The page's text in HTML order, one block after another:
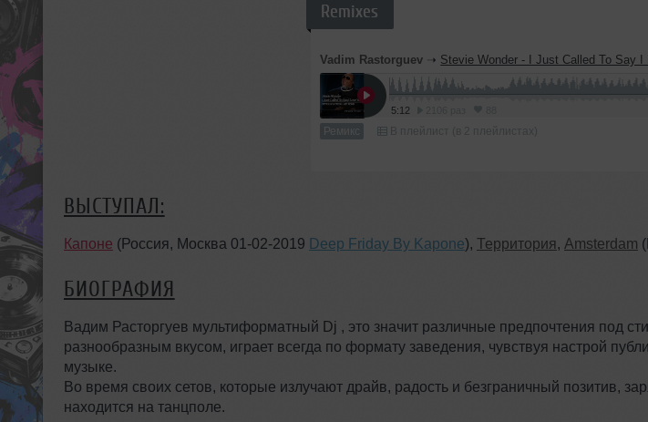
Remixes
Vadim Rastorguev ➝ Stevie Wonder - I Just Called To Say I Love You
5:12
Ремикс В плейлист (в 2 плейлистах)
ВЫСТУПАЛ:
Капоне (Россия, Москва 01-02-2019 Deep Friday By Kapone), Территория, Amsterdam
БИОГРАФИЯ
Вадим Расторгуев мультиформатный Dj , это значит различные предпочтения под
разнообразным вкусом, играет всегда по формату заведения, чувствуя настрой
музыке.
Во время своих сетов, которые излучают драйв, радость и безграничный позитив,
находится на танцполе.